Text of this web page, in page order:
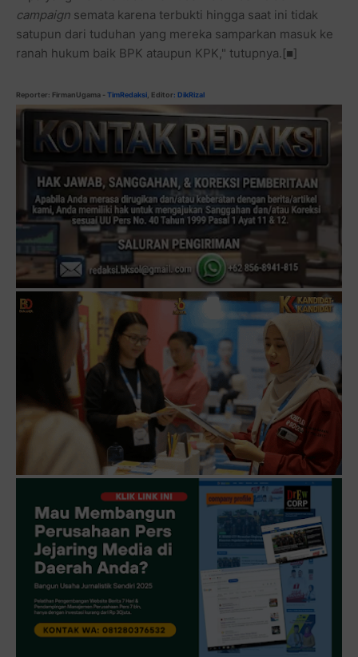
campaign semata karena terbukti hingga saat ini tidak
satupun dari tuduhan yang mereka samparkan masuk ke
ranah hukum baik BPK ataupun KPK," tutupnya.[■]
Reporter: FirmanUgama -TimRedaksi , Editor: DikRizal